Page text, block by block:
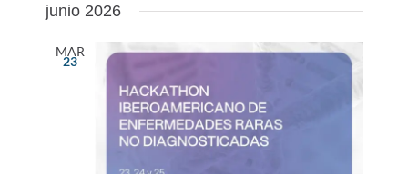
junio 2026
MAR
23